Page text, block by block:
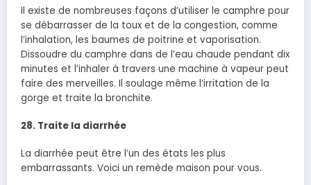
Il existe de nombreuses façons d’utiliser le camphre pour
se débarrasser de la toux et de la congestion, comme
l’inhalation, les baumes de poitrine et vaporisation.
Dissoudre du camphre dans de l’eau chaude pendant dix
minutes et l’inhaler à travers une machine à vapeur peut
faire des merveilles. Il soulage même l’irritation de la
gorge et traite la bronchite.
28. Traite la diarrhée
La diarrhée peut être l’un des états les plus
embarrassants. Voici un remède maison pour vous.